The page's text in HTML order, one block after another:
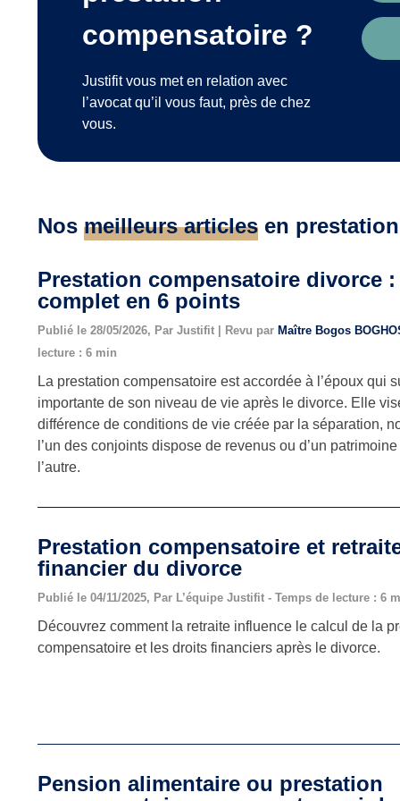
compensatoire ?
Justifit vous met en relation avec
l’avocat qu’il vous faut, près de chez
vous.
Nos meilleurs articles en
Prestation compensatoire divorce
complet en 6 points
Publié le 28/05/2026, Par Justifit | Revu par Maître Bogos
lecture : 6 min
La prestation compensatoire est accordée à l’époux qui
importante de son niveau de vie après le divorce. Elle
différence de conditions de vie créée par la séparation,
l’un des conjoints dispose de revenus ou d’un
l’autre.
Prestation compensatoire et
financier du divorce
Publié le 04/11/2025, Par L’équipe Justifit - Temps de lecture : 6
Découvrez comment la retraite influence le calcul de la
compensatoire et les droits financiers après le divorce.
Pension alimentaire ou prestation